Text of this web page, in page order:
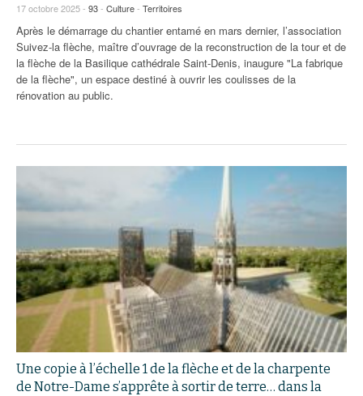
17 octobre 2025 - 93- Culture- Territoires
Après le démarrage du chantier entamé en mars dernier, l’association
Suivez-la flèche, maître d’ouvrage de la reconstruction de la tour et de
la flèche de la Basilique cathédrale Saint-Denis, inaugure "La fabrique
de la flèche", un espace destiné à ouvrir les coulisses de la
rénovation au public.
Une copie à l’échelle 1 de la flèche et de la charpente
de Notre-Dame s’apprête à sortir de terre… dans la